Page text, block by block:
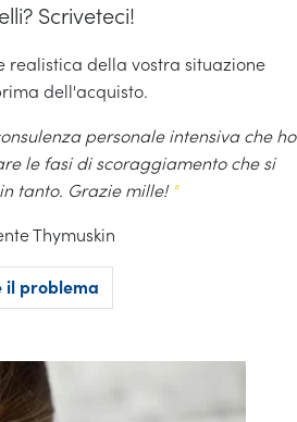
Scriveteci!
realistica della vostra situazione
dell'acquisto.
personale intensiva che ho
le fasi di scoraggiamento che si
tanto. Grazie mille! "
Thymuskin
il problema